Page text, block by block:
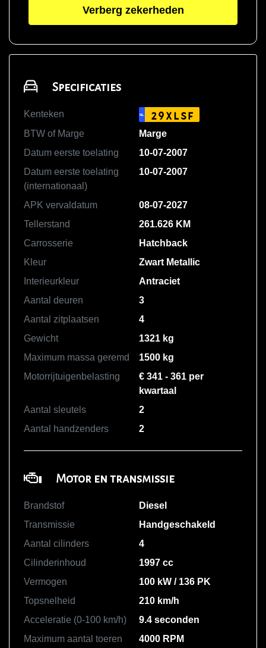
Verberg zekerheden
Specificaties
Kenteken NL 29XLSF
BTW of Marge
Marge
Datum eerste toelating
10-07-2007
Datum eerste toelating
(internationaal)
10-07-2007
APK vervaldatum
08-07-2027
Tellerstand
261.626 KM
Carrosserie
Hatchback
Kleur
Zwart Metallic
Interieurkleur
Antraciet
Aantal deuren
3
Aantal zitplaatsen
4
Gewicht
1321 kg
Maximum massa geremd
1500 kg
Motorrijtuigenbelasting
€ 341 - 361 per
kwartaal
Aantal sleutels
2
Aantal handzenders
2
Motor en transmissie
Brandstof
Diesel
Transmissie
Handgeschakeld
Aantal cilinders
4
Cilinderinhoud
1997 cc
Vermogen
100 kW / 136 PK
Topsnelheid
210 km/h
Acceleratie (0-100 km/h)
9.4 seconden
Maximum aantal toeren
4000 RPM